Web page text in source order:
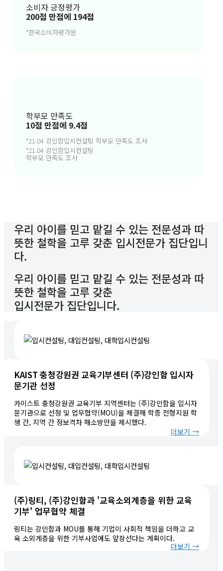
‘고교학점제시대 생활기록부 위주의 정성컨설팅’ 두
분야를 다년간 아우르며 검증된 전문가들이 모인 기
업으로 ‘온리원스토리 컨설팅’ ‘데일리케어 프로그램
소비자 긍정평가
200점 만점에 194점
*한국소비자평가원
학부모 만족도
10점 만점에 9.4점
*21.04 강인함입시컨설팅 학부모 만족도 조사
*21.04 강인함입시컨설팅
학부모 만족도 조사
우리 아이를 믿고 맡길 수 있는 전문성과 따
뜻한 철학을 고루 갖춘 입시전문가 집단입니
다.
우리 아이를 믿고 맡길 수 있는 전문성과 따
뜻한 철학을 고루 갖춘
입시전문가 집단입니다.
KAIST 충청강원권 교육기부센터 (주)강인함 입시자
문기관 선정
카이스트 충청강원권 교육기부 지역센터는 (주)강인함을 입시자
문기관으로 선정 및 업무협약(MOU)을 체결해 학종 전형지원 학
생 간, 지역 간 정보격차 해소방안을 제시했다.
더보기 →
(주)링티, (주)강인함과 '교육소외계층을 위한 교육
기부' 업무협약 체결
링티는 강인함과 MOU를 통해 기업이 사회적 책임을 더하고 교
육 소외계층을 위한 기부사업에도 앞장선다는 계획이다.
더보기 →